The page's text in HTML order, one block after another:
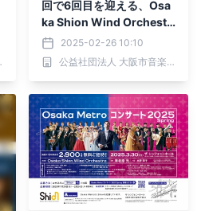
楽団
回で6回目を迎える、Osa
ka Shion Wind Orchestr
a「住友生命いずみホール
特別演奏会 MARCH! MAR
CH! MARCH!」をぜひご
2025-02-26 10:10
公益社団法人 大阪市音楽団